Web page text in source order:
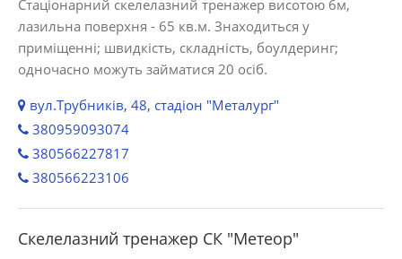
Стаціонарний скелелазний тренажер висотою 6м,
лазильна поверхня - 65 кв.м. Знаходиться у
приміщенні; швидкість, складність, боулдеринг;
одночасно можуть займатися 20 осіб.
вул.Трубників, 48, стадіон "Металург"
380959093074
380566227817
380566223106
Скелелазний тренажер СК "Метеор"